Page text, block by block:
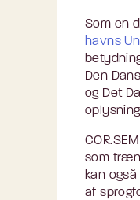
Som en
havns
Den
og Det
som
kan
af